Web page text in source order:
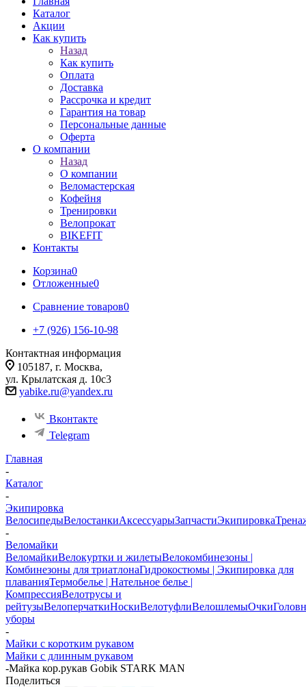
Каталог
Акции
Как купить
Назад
Как купить
Оплата
Доставка
Рассрочка и кредит
Гарантия на товар
Персональные данные
Оферта
О компании
Назад
О компании
Веломастерская
Кофейня
Тренировки
Велопрокат
BIKEFIT
Контакты
Корзина0
Отложенные0
Сравнение товаров0
+7 (926) 156-10-98
Контактная информация
105187, г. Москва,
ул. Крылатская д. 10с3
yabike.ru@yandex.ru
Вконтакте
Telegram
Главная
-
Каталог
-
Экипировка
ВелосипедыВелостанкиАксессуарыЗапчастиЭкипировка
-
Веломайки
ВеломайкиВелокуртки и жилетыВелокомбинезоны |
Комбинезоны для триатлонаГидрокостюмы | Экипировка для
плаванияТермобелье | Нательное белье |
КомпрессияВелотрусы и
рейтузыВелоперчаткиНоскиВелотуфлиВелошлемыОчки
уборы
-
Майки с коротким рукавом
Майки с длинным рукавом
-Майка кор.рукав Gobik STARK MAN
Поделиться